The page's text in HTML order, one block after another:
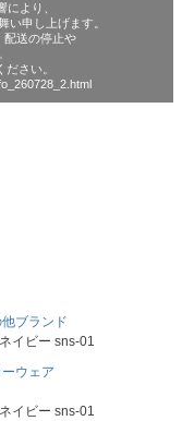
より、
い申し上げます。
配送の停止や
さい。
他ブランド
イビー sns-01
ウェア
イビー sns-01